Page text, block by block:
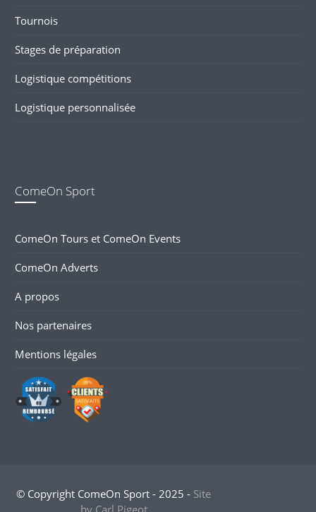
Tournois
Stages de préparation
Logistique compétitions
Logistique personnalisée
ComeOn Sport
ComeOn Tours et ComeOn Events
ComeOn Adverts
A propos
Nos partenaires
Mentions légales
© Copyright ComeOn Sport - 2025 - Site